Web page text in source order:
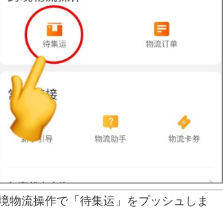
物流操作で「待集运」をプッシュしま